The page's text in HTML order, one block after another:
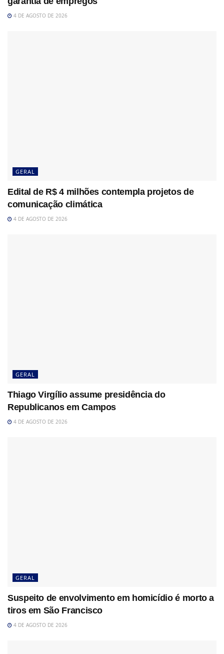
4 DE AGOSTO DE 2026
GERAL
Edital de R$ 4 milhões contempla projetos de
comunicação climática
4 DE AGOSTO DE 2026
GERAL
Thiago Virgílio assume presidência do
Republicanos em Campos
4 DE AGOSTO DE 2026
GERAL
Suspeito de envolvimento em homicídio é morto a
tiros em São Francisco
4 DE AGOSTO DE 2026